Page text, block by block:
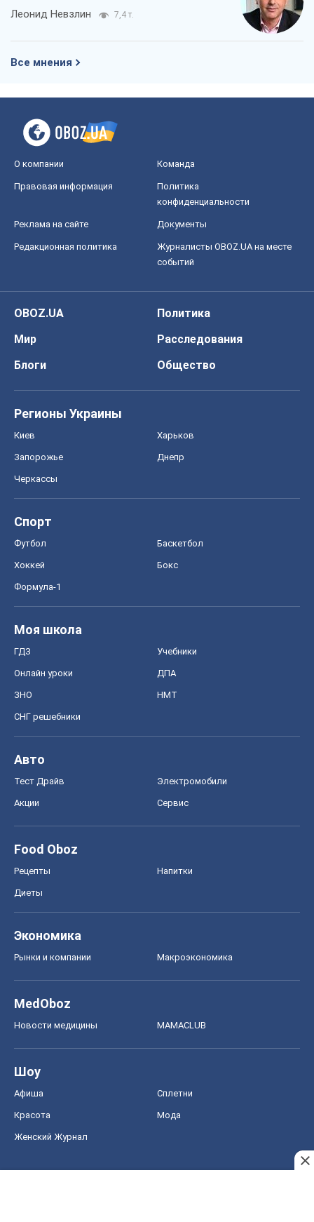
Леонид Невзлин 7,4 т.
Все мнения
О компании Команда
Правовая информация
Политика
конфиденциальности
Реклама на сайте Документы
Редакционная политика
Журналисты OBOZ.UA на месте
событий
OBOZ.UA
Политика
Мир
Расследования
Блоги
Общество
Регионы Украины
Киев Харьков
Запорожье Днепр
Черкассы
Спорт
Футбол Баскетбол
Хоккей Бокс
Формула-1
Моя школа
ГДЗ Учебники
Онлайн уроки ДПА
ЗНО НМТ
СНГ решебники
Авто
Тест Драйв Электромобили
Акции Сервис
Food Oboz
Рецепты Напитки
Диеты
Экономика
Рынки и компании Mакроэкономика
MedOboz
Новости медицины MAMACLUB
Шоу
Афиша Сплетни
Красота Мода
Женский Журнал